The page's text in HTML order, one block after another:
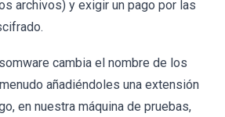
archivos) y exigir un pago por las
cambia el nombre de los
añadiéndoles una extensión
en nuestra máquina de pruebas,